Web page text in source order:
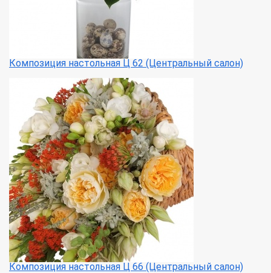
Композиция настольная Ц 62 (Центральный салон)
Композиция настольная Ц 66 (Центральный салон)